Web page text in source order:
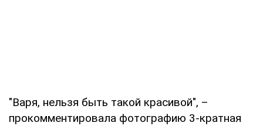
"Варя, нельзя быть такой красивой", –
прокомментировала фотографию 3-кратная